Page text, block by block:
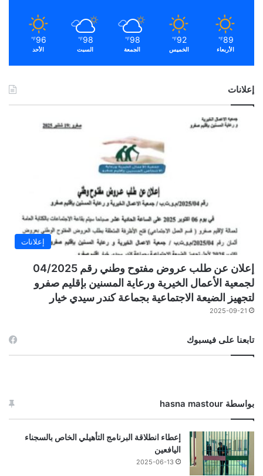
89
℉
الأربعاء
92
℉
الخميس
98
℉
الجمعة
98
℉
السبت
96
℉
الأحد
إعلانات
إعلانات
إعلان عن طلب عروض مفتوح وطني رقم 04/2025
لجمعية الأعمال الخيرية ورعاية المسنين بإقليم صفرو
لتجهيز الضيعة الاجتماعية بجماعة كندر سيدي خيار
2025-09-21
تابعنا على فيسبوك
بواسطة hasna mastour
إعطاء انطلاقة البرنامج التأهيلي الخاص بالسجناء
اليافعين
2025-06-13